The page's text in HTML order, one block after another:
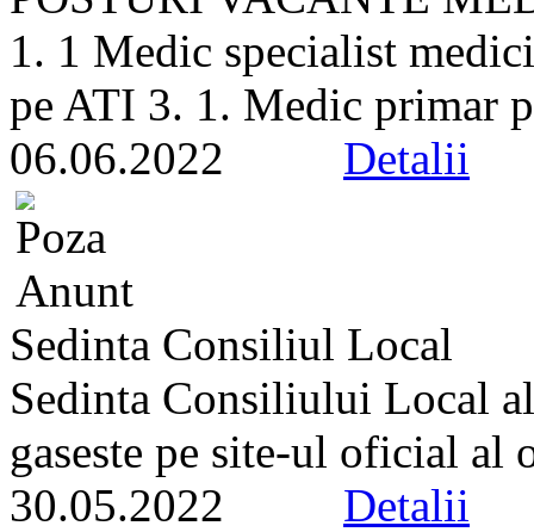
1. 1 Medic specialist
pe ATI 3. 1. Medic primar
06.06.2022 Detalii
Sedinta Consiliul Local
Sedinta Consiliului Local
gaseste pe site-ul oficial al
30.05.2022 Detalii